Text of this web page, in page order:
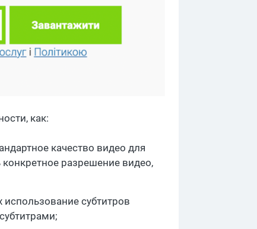
как:
качество видео для
разрешение видео,
субтитров